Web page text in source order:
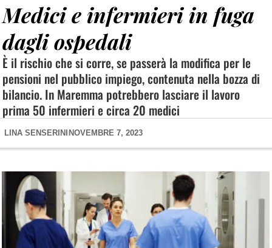
Medici e infermieri in fuga
dagli ospedali
È il rischio che si corre, se passerà la modifica per le
pensioni nel pubblico impiego, contenuta nella bozza di
bilancio. In Maremma potrebbero lasciare il lavoro
prima 50 infermieri e circa 20 medici
LINA SENSERINI NOVEMBRE 7, 2023